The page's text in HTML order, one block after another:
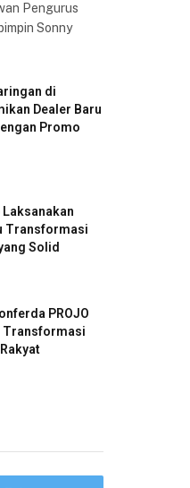
Pengurus
Sonny
di
Dealer Baru
Promo
Laksanakan
Transformasi
Solid
PROJO
Transformasi